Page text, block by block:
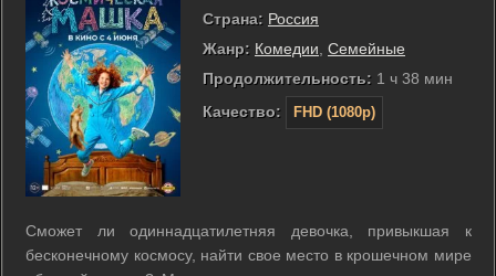
Страна: Россия
Жанр: Комедии, Семейные
Продолжительность: 1 ч 38 мин
Качество:
FHD (1080p)
Сможет ли одиннадцатилетняя девочка, привыкшая к
бесконечному космосу, найти свое место в крошечном мире